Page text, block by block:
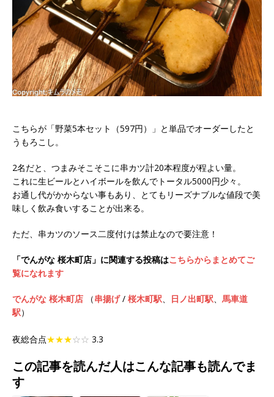
こちらが「野菜5本セット（597円）」と単品でオーダーしたと
うもろこし。
2名だと、つまみそこそこに串カツ計20本程度が程よい量。
これに生ビールとハイボールを飲んでトータル5000円少々。
お通し代がかからない事もあり、とてもリーズナブルな値段で美
味しく飲み食いすることが出来る。
ただ、串カツのソース二度付けは禁止なので要注意！
「でんがな 桜木町店」に関連する投稿はこちらからまとめてご
覧になれます
でんがな 桜木町店 （串揚げ/ 桜木町駅、 日ノ出町駅、 馬車道
駅）
夜総合点★★★☆☆ 3.3
この記事を読んだ人はこんな記事も読んでま
す